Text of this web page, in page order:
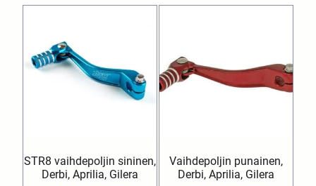
STR8 vaihdepoljin sininen,
Derbi, Aprilia, Gilera
Vaihdepoljin punainen,
Derbi, Aprilia, Gilera